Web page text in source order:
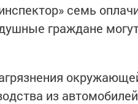
семь
граждане
из